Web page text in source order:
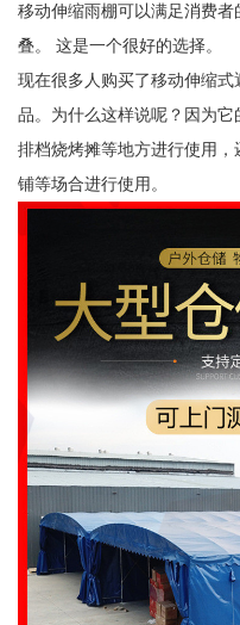
移动伸缩雨棚可以满足消费
叠。 这是一个很好的选择。
现在很多人购买了移动伸缩
品。为什么这样说呢？因为
排档烧烤摊等地方进行使用
铺等场合进行使用。